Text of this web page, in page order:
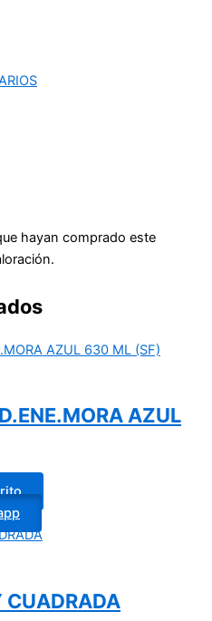
hayan comprado este
AZUL
CUADRADA